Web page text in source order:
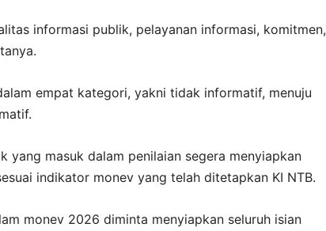
informasi publik, pelayanan informasi, komitmen,
empat kategori, yakni tidak informatif, menuju
yang masuk dalam penilaian segera menyiapkan
indikator monev yang telah ditetapkan KI NTB.
monev 2026 diminta menyiapkan seluruh isian